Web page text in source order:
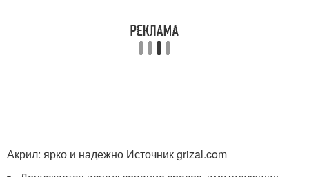
Акрил: ярко и надежно Источник grizal.com